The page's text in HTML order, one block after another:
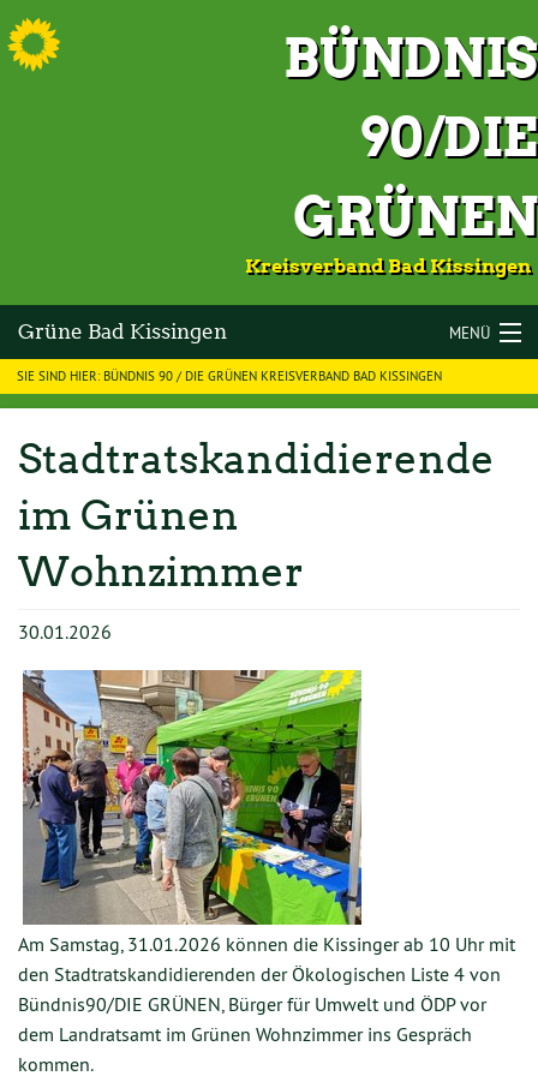
S
BÜNDNIS
90/DIE
GRÜNEN
Kreisverband Bad Kissingen
Grüne Bad Kissingen MENÜ
LANDKREIS BAD KISSINGEN
VOR ORT
KONTAKT
SIE SIND HIER: BÜNDNIS 90 / DIE GRÜNEN KREISVERBAND BAD KISSINGEN
Stadtratskandidierende
im Grünen
Wohnzimmer
30.01.2026
Am Samstag, 31.01.2026 können die Kissinger ab 10 Uhr mit
den Stadtratskandidierenden der Ökologischen Liste 4 von
Bündnis90/DIE GRÜNEN, Bürger für Umwelt und ÖDP vor
dem Landratsamt im Grünen Wohnzimmer ins Gespräch
kommen.